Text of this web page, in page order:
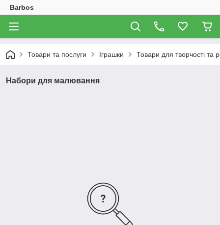
Barbos
Товари та послуги Іграшки Товари для творчості та
Набори для малювання